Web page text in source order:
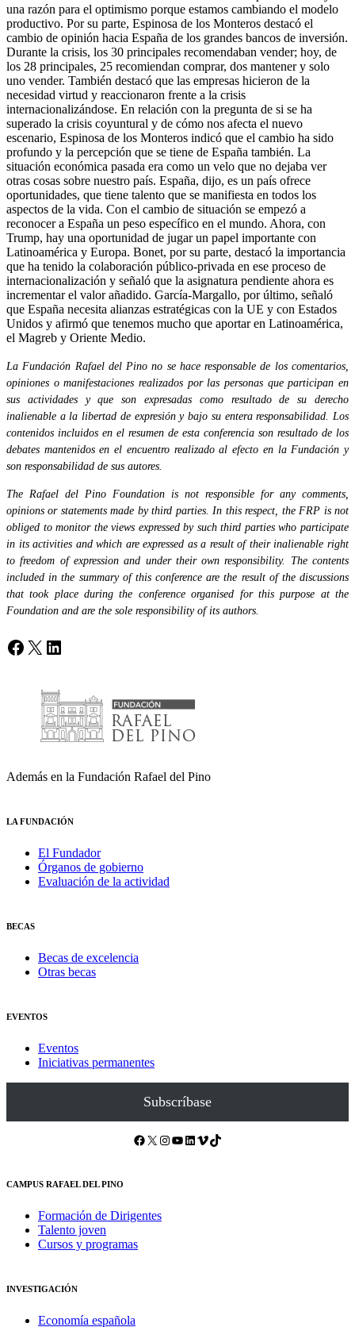
una razón para el optimismo porque estamos cambiando el modelo
productivo. Por su parte, Espinosa de los Monteros destacó el
cambio de opinión hacia España de los grandes bancos de inversión.
Durante la crisis, los 30 principales recomendaban vender; hoy, de
los 28 principales, 25 recomiendan comprar, dos mantener y solo
uno vender. También destacó que las empresas hicieron de la
necesidad virtud y reaccionaron frente a la crisis
internacionalizándose. En relación con la pregunta de si se ha
superado la crisis coyuntural y de cómo nos afecta el nuevo
escenario, Espinosa de los Monteros indicó que el cambio ha sido
profundo y la percepción que se tiene de España también. La
situación económica pasada era como un velo que no dejaba ver
otras cosas sobre nuestro país. España, dijo, es un país ofrece
oportunidades, que tiene talento que se manifiesta en todos los
aspectos de la vida. Con el cambio de situación se empezó a
reconocer a España un peso específico en el mundo. Ahora, con
Trump, hay una oportunidad de jugar un papel importante con
Latinoamérica y Europa. Bonet, por su parte, destacó la importancia
que ha tenido la colaboración público-privada en ese proceso de
internacionalización y señaló que la asignatura pendiente ahora es
incrementar el valor añadido. García-Margallo, por último, señaló
que España necesita alianzas estratégicas con la UE y con Estados
Unidos y afirmó que tenemos mucho que aportar en Latinoamérica,
el Magreb y Oriente Medio.
La Fundación Rafael del Pino no se hace responsable de los comentarios,
opiniones o manifestaciones realizados por las personas que participan en
sus actividades y que son expresadas como resultado de su derecho
inalienable a la libertad de expresión y bajo su entera responsabilidad. Los
contenidos incluidos en el resumen de esta conferencia son resultado de los
debates mantenidos en el encuentro realizado al efecto en la Fundación y
son responsabilidad de sus autores.
The Rafael del Pino Foundation is not responsible for any comments,
opinions or statements made by third parties. In this respect, the FRP is not
obliged to monitor the views expressed by such third parties who participate
in its activities and which are expressed as a result of their inalienable right
to freedom of expression and under their own responsibility. The contents
included in the summary of this conference are the result of the discussions
that took place during the conference organised for this purpose at the
Foundation and are the sole responsibility of its authors.
Facebook
X LinkedIn
Además en la Fundación Rafael del Pino
LA FUNDACIÓN
El Fundador
Órganos de gobierno
Evaluación de la actividad
BECAS
Becas de excelencia
Otras becas
EVENTOS
Eventos
Iniciativas permanentes
Subscríbase
Facebook X Instagram YouTube LinkedIn Vimeo TikTok
CAMPUS RAFAEL DEL PINO
Formación de Dirigentes
Talento joven
Cursos y programas
INVESTIGACIÓN
Economía española